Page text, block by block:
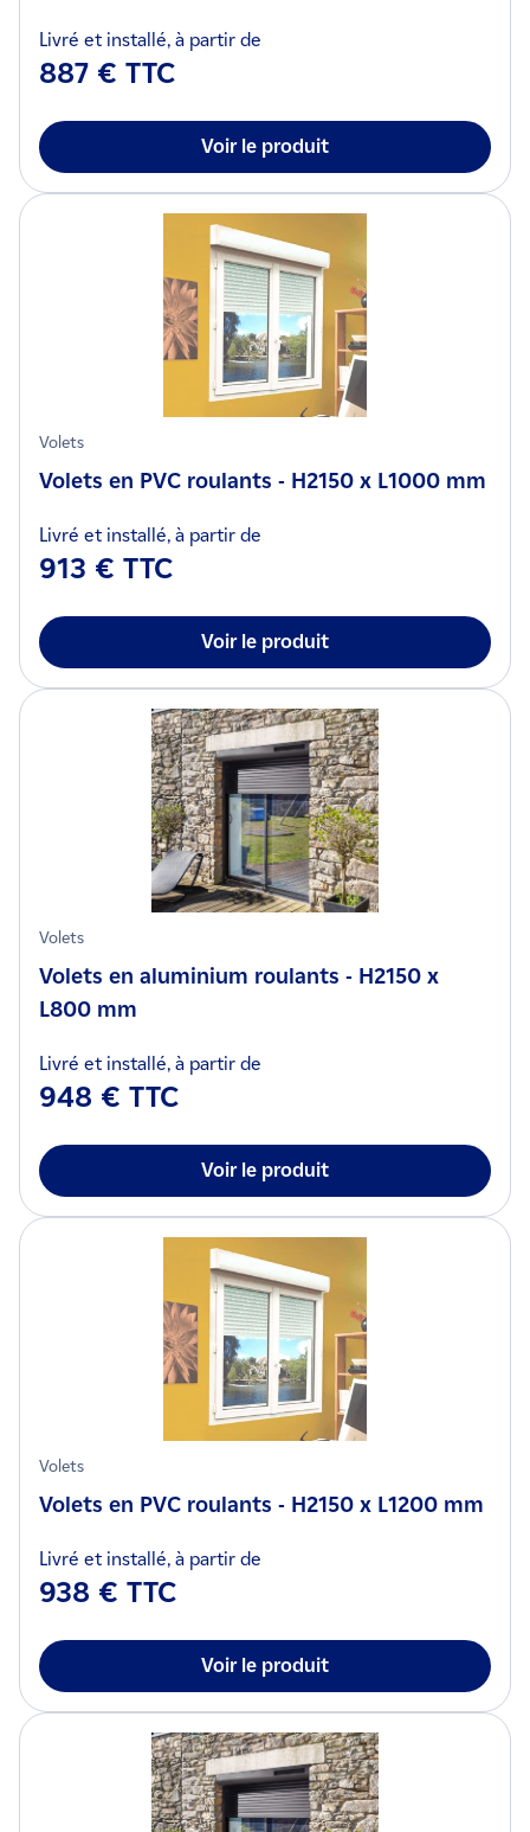
Livré et installé, à partir de
887 € TTC
Voir le produit
Volets
Volets en PVC roulants - H2150 x L1000 mm
Livré et installé, à partir de
913 € TTC
Voir le produit
Volets
Volets en aluminium roulants - H2150 x
L800 mm
Livré et installé, à partir de
948 € TTC
Voir le produit
Volets
Volets en PVC roulants - H2150 x L1200 mm
Livré et installé, à partir de
938 € TTC
Voir le produit